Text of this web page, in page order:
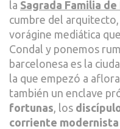
la Sagrada Familia
cumbre del
vorágine mediática
Condal y ponemos
barcelonesa es la
la que empezó a
también un enclave
fortunas , los
corriente modernista